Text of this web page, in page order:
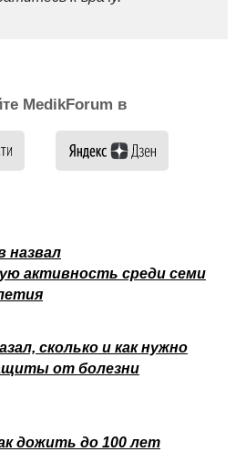
MedikForum в
назвал
активность среди семи
сколько и как нужно
от болезни
дожить до 100 лет